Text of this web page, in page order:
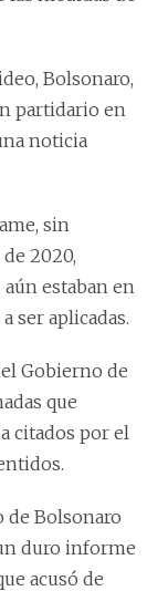
Bolsonaro,
partidario en
noticia
sin
2020,
estaban en
ser aplicadas.
Gobierno de
que
citados por el
de Bolsonaro
duro informe
acusó de